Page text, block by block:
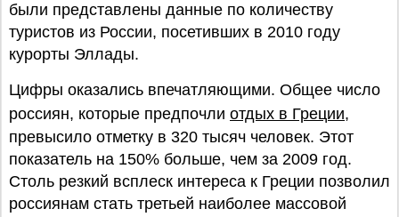
были представлены данные по количеству
туристов из России, посетивших в 2010 году
курорты Эллады.
Цифры оказались впечатляющими. Общее число
россиян, которые предпочли отдых в Греции,
превысило отметку в 320 тысяч человек. Этот
показатель на 150% больше, чем за 2009 год.
Столь резкий всплеск интереса к Греции позволил
россиянам стать третьей наиболее массовой